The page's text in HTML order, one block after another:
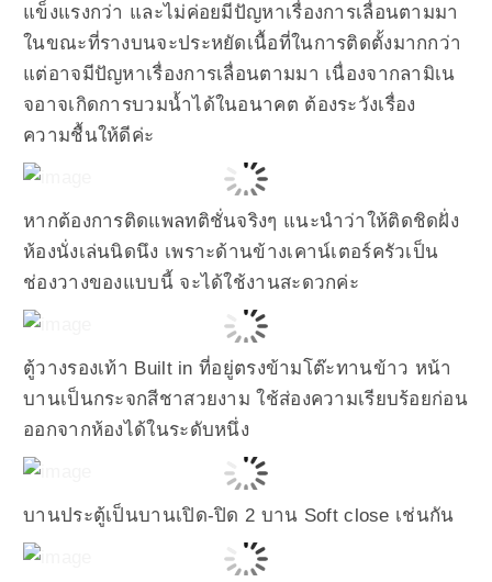
แข็งแรงกว่า และไม่ค่อยมีปัญหาเรื่องการเลื่อนตามมา
ในขณะที่รางบนจะประหยัดเนื้อที่ในการติดตั้งมากกว่า
แต่อาจมีปัญหาเรื่องการเลื่อนตามมา เนื่องจากลามิเน
จอาจเกิดการบวมน้ำได้ในอนาคต ต้องระวังเรื่อง
ความชื้นให้ดีค่ะ
หากต้องการติดแพลทติชั่นจริงๆ แนะนำว่าให้ติดชิดฝั่ง
ห้องนั่งเล่นนิดนึง เพราะด้านข้างเคาน์เตอร์ครัวเป็น
ช่องวางของแบบนี้ จะได้ใช้งานสะดวกค่ะ
ตู้วางรองเท้า Built in ที่อยู่ตรงข้ามโต๊ะทานข้าว หน้า
บานเป็นกระจกสีชาสวยงาม ใช้ส่องความเรียบร้อยก่อน
ออกจากห้องได้ในระดับหนึ่ง
บานประตู้เป็นบานเปิด-ปิด 2 บาน Soft close เช่นกัน